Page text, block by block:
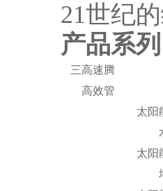
21世纪
产品系列
三高速腾
高效管
太阳
太阳